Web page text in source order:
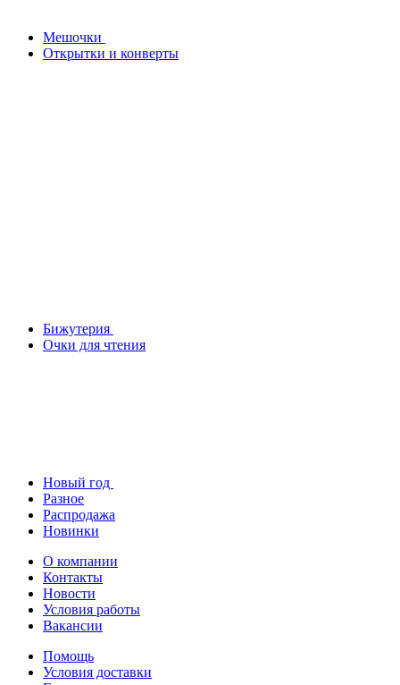
Мешочки
Открытки и конверты
Бижутерия
Очки для чтения
Новый год
Разное
Распродажа
Новинки
О компании
Контакты
Новости
Условия работы
Вакансии
Помощь
Условия доставки